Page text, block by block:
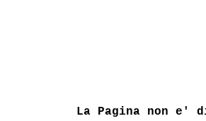
La Pagina non e'